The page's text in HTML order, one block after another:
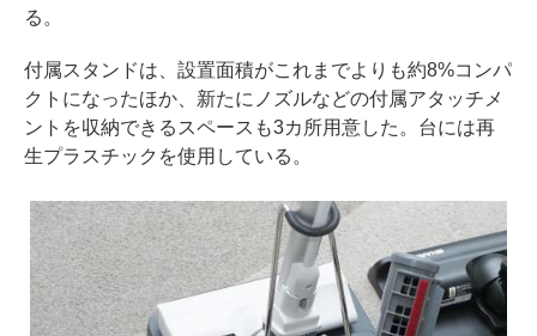
る。
付属スタンドは、設置面積がこれまでよりも約8%コンパ
クトになったほか、新たにノズルなどの付属アタッチメ
ントを収納できるスペースも3カ所用意した。台には再
生プラスチックを使用している。